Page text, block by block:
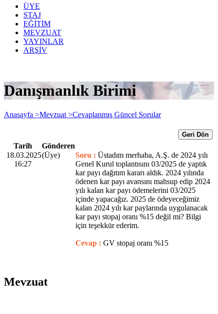
ÜYE
STAJ
EĞİTİM
MEVZUAT
YAYINLAR
ARŞİV
Danışmanlık Birimi
Anasayfa >Mevzuat >Cevaplanmış Güncel Sorular
Geri Dön
Tarih
Gönderen
18.03.2025
16:27
(Üye) Soru : Üstadım merhaba, A.Ş. de 2024 yılı
Genel Kurul toplantısını 03/2025 de yaptık
kar payı dağıtım kararı aldık. 2024 yılında
ödenen kar payı avansını mahsup edip 2024
yılı kalan kar payı ödemelerini 03/2025
içinde yapacağız. 2025 de ödeyeceğimiz
kalan 2024 yılı kar paylarında uygulanacak
kar payı stopaj oranı %15 değil mi? Bilgi
için teşekkür ederim.
Cevap : GV stopaj oranı %15
Mevzuat